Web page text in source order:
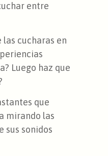
entre
cucharas en
Luego haz que
que
mirando las
sus sonidos